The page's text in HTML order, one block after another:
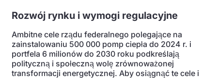
Rozwój rynku i wymogi regulacyjne
Ambitne cele rządu federalnego polegające na
zainstalowaniu 500 000 pomp ciepła do 2024 r. i
portfela 6 milionów do 2030 roku podkreślają
polityczną i społeczną wolę zrównoważonej
transformacji energetycznej. Aby osiągnąć te cele i